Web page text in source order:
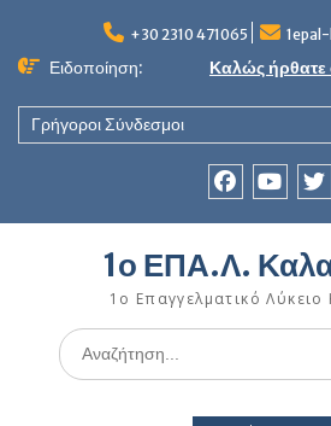
content
+30 2310 471065
Ειδοποίηση: Καλώς ήρθατε
Γρήγοροι Σύνδεσμοι
1ο ΕΠΑ.Λ.
1ο Επαγγελματικό
Search
for: